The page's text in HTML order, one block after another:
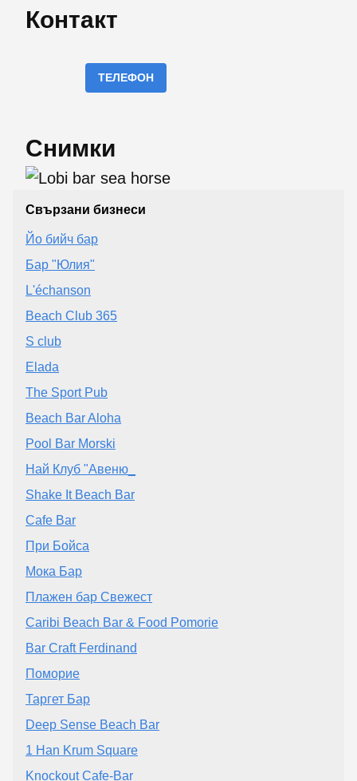
Контакт
ТЕЛЕФОН
Снимки
Свързани бизнеси
Йо бийч бар
Бар "Юлия"
L'échanson
Beach Club 365
S club
Elada
The Sport Pub
Beach Bar Aloha
Pool Bar Morski
Най Клуб "Авеню_
Shake It Beach Bar
Cafe Bar
При Бойса
Мока Бар
Плажен бар Свежест
Caribi Beach Bar & Food Pomorie
Bar Craft Ferdinand
Поморие
Таргет Бар
Deep Sense Beach Bar
1 Han Krum Square
Knockout Cafe-Bar